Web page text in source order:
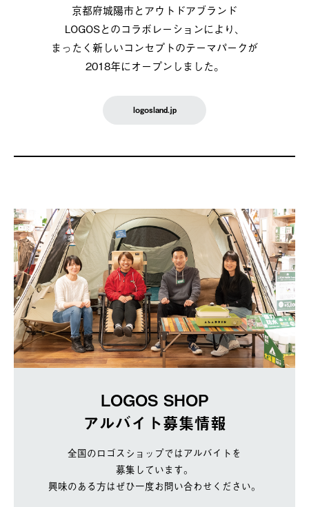
京都府城陽市とアウトドアブランド
LOGOSとのコラボレーションにより、
まったく新しいコンセプトのテーマパークが
2018年にオープンしました。
logosland.jp
LOGOS SHOP
アルバイト募集情報
全国のロゴスショップではアルバイトを
募集しています。
興味のある方はぜひ一度お問い合わせください。